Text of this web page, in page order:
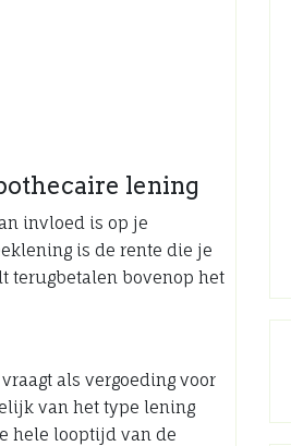
lening
invloed is op je
is de rente die je
terugbetalen bovenop het
als vergoeding voor
van het type lening
hele looptijd van de